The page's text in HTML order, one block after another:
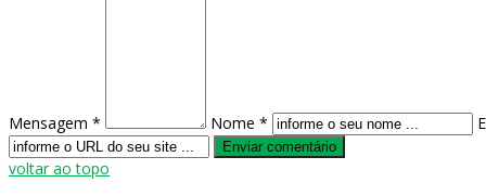
Mensagem * Nome *
voltar ao topo